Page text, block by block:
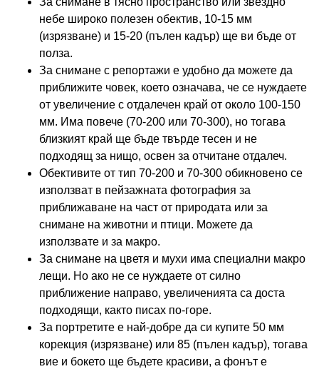
небе широко полезен обектив, 10-15 мм
(изрязване) и 15-20 (пълен кадър) ще ви бъде от
полза.
За снимане с репортажи е удобно да можете да
приближите човек, което означава, че се нуждаете
от увеличение с отдалечен край от около 100-150
мм. Има повече (70-200 или 70-300), но тогава
близкият край ще бъде твърде тесен и не
подходящ за нищо, освен за отчитане отдалеч.
Обективите от тип 70-200 и 70-300 обикновено се
използват в пейзажната фотография за
приближаване на част от природата или за
снимане на животни и птици. Можете да
използвате и за макро.
За снимане на цветя и мухи има специални макро
лещи. Но ако не се нуждаете от силно
приближение направо, увеличенията са доста
подходящи, както писах по-горе.
За портретите е най-добре да си купите 50 мм
корекция (изрязване) или 85 (пълен кадър), тогава
вие и бокето ще бъдете красиви, а фонът е